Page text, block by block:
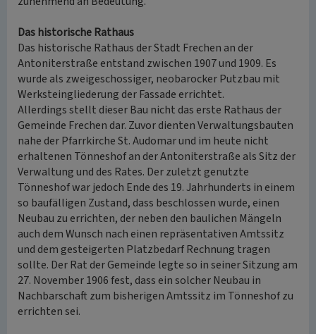
Das historische Rathaus
Das historische Rathaus der Stadt Frechen an der
Antoniterstraße entstand zwischen 1907 und 1909. Es
wurde als zweigeschossiger, neobarocker Putzbau mit
Werksteingliederung der Fassade errichtet.
Allerdings stellt dieser Bau nicht das erste Rathaus der
Gemeinde Frechen dar. Zuvor dienten Verwaltungsbauten
nahe der Pfarrkirche St. Audomar und im heute nicht
erhaltenen Tönneshof an der Antoniterstraße als Sitz der
Verwaltung und des Rates. Der zuletzt genutzte
Tönneshof war jedoch Ende des 19. Jahrhunderts in einem
so baufälligen Zustand, dass beschlossen wurde, einen
Neubau zu errichten, der neben den baulichen Mängeln
auch dem Wunsch nach einen repräsentativen Amtssitz
und dem gesteigerten Platzbedarf Rechnung tragen
sollte. Der Rat der Gemeinde legte so in seiner Sitzung am
27. November 1906 fest, dass ein solcher Neubau in
Nachbarschaft zum bisherigen Amtssitz im Tönneshof zu
errichten sei.